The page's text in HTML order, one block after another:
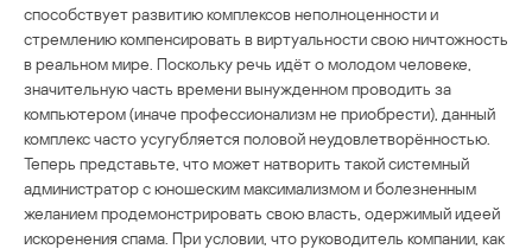
способствует развитию комплексов неполноценности и
стремлению компенсировать в виртуальности свою ничтожность
в реальном мире. Поскольку речь идёт о молодом человеке,
значительную часть времени вынужденном проводить за
компьютером (иначе профессионализм не приобрести), данный
комплекс часто усугубляется половой неудовлетворённостью.
Теперь представьте, что может натворить такой системный
администратор с юношеским максимализмом и болезненным
желанием продемонстрировать свою власть, одержимый идеей
искоренения спама. При условии, что руководитель компании, как